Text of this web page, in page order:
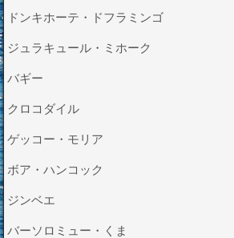
ドンキホーテ・ドフラミンゴ
ジュラキュール・ミホーク
バギー
クロコダイル
ゲッコー・モリア
ボア・ハンコック
ジンベエ
バーソロミュー・くま